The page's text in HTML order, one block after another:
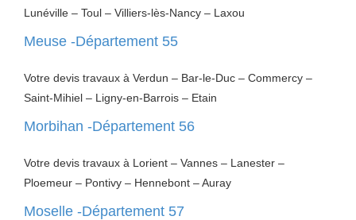
Lunéville – Toul – Villiers-lès-Nancy – Laxou
Meuse -Département 55
Votre devis travaux à Verdun – Bar-le-Duc – Commercy –
Saint-Mihiel – Ligny-en-Barrois – Etain
Morbihan -Département 56
Votre devis travaux à Lorient – Vannes – Lanester –
Ploemeur – Pontivy – Hennebont – Auray
Moselle -Département 57